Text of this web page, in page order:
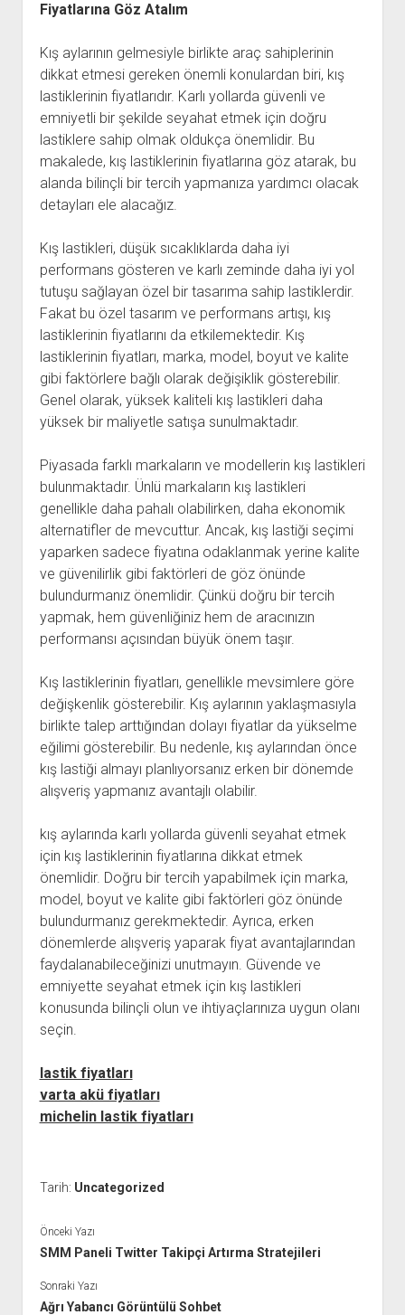
Fiyatlarına Göz Atalım
Kış aylarının gelmesiyle birlikte araç sahiplerinin
dikkat etmesi gereken önemli konulardan biri, kış
lastiklerinin fiyatlarıdır. Karlı yollarda güvenli ve
emniyetli bir şekilde seyahat etmek için doğru
lastiklere sahip olmak oldukça önemlidir. Bu
makalede, kış lastiklerinin fiyatlarına göz atarak, bu
alanda bilinçli bir tercih yapmanıza yardımcı olacak
detayları ele alacağız.
Kış lastikleri, düşük sıcaklıklarda daha iyi
performans gösteren ve karlı zeminde daha iyi yol
tutuşu sağlayan özel bir tasarıma sahip lastiklerdir.
Fakat bu özel tasarım ve performans artışı, kış
lastiklerinin fiyatlarını da etkilemektedir. Kış
lastiklerinin fiyatları, marka, model, boyut ve kalite
gibi faktörlere bağlı olarak değişiklik gösterebilir.
Genel olarak, yüksek kaliteli kış lastikleri daha
yüksek bir maliyetle satışa sunulmaktadır.
Piyasada farklı markaların ve modellerin kış lastikleri
bulunmaktadır. Ünlü markaların kış lastikleri
genellikle daha pahalı olabilirken, daha ekonomik
alternatifler de mevcuttur. Ancak, kış lastiği seçimi
yaparken sadece fiyatına odaklanmak yerine kalite
ve güvenilirlik gibi faktörleri de göz önünde
bulundurmanız önemlidir. Çünkü doğru bir tercih
yapmak, hem güvenliğiniz hem de aracınızın
performansı açısından büyük önem taşır.
Kış lastiklerinin fiyatları, genellikle mevsimlere göre
değişkenlik gösterebilir. Kış aylarının yaklaşmasıyla
birlikte talep arttığından dolayı fiyatlar da yükselme
eğilimi gösterebilir. Bu nedenle, kış aylarından önce
kış lastiği almayı planlıyorsanız erken bir dönemde
alışveriş yapmanız avantajlı olabilir.
kış aylarında karlı yollarda güvenli seyahat etmek
için kış lastiklerinin fiyatlarına dikkat etmek
önemlidir. Doğru bir tercih yapabilmek için marka,
model, boyut ve kalite gibi faktörleri göz önünde
bulundurmanız gerekmektedir. Ayrıca, erken
dönemlerde alışveriş yaparak fiyat avantajlarından
faydalanabileceğinizi unutmayın. Güvende ve
emniyette seyahat etmek için kış lastikleri
konusunda bilinçli olun ve ihtiyaçlarınıza uygun olanı
seçin.
lastik fiyatları
varta akü fiyatları
michelin lastik fiyatları
Tarih: Uncategorized
Önceki Yazı
SMM Paneli Twitter Takipçi Artırma Stratejileri
Sonraki Yazı
Ağrı Yabancı Görüntülü Sohbet